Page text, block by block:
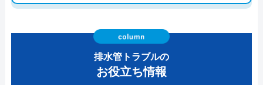
排水管トラブルの
お役立ち情報